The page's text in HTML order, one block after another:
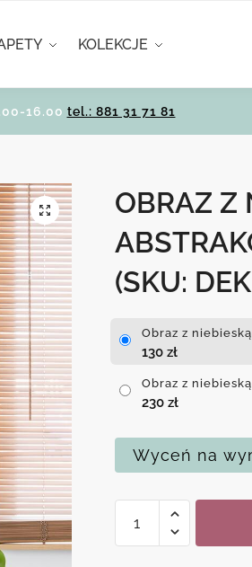
KOLEKCJE
16.00 tel.: 881 31 71 81
OBRAZ Z
(SKU:
Obraz z
130 zł
Obraz z
230 zł
Wyceń na
Obraz